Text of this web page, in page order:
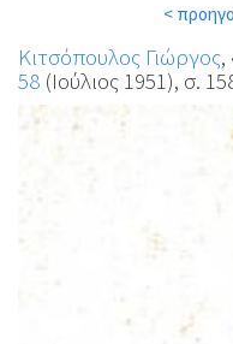
<
Κιτσόπουλος Γιώργος,
58 (Ιούλιος 1951), σ.